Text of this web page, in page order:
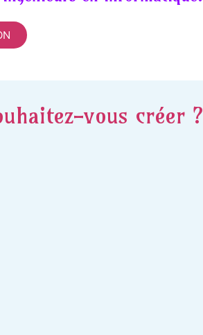
vous créer ?